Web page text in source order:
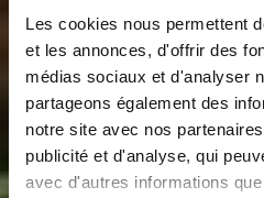
Les cookies nous permettent
et les annonces, d'offrir des
médias sociaux et d'analyser
partageons également des
notre site avec nos
publicité et d'analyse, qui
avec d'autres informations